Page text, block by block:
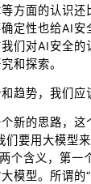
方面的认识还
定性也给AI安
们对AI安全的
和探索。
趋势，我们应
新的思路，这
们要用大模型
个含义，第一
模型。所谓的